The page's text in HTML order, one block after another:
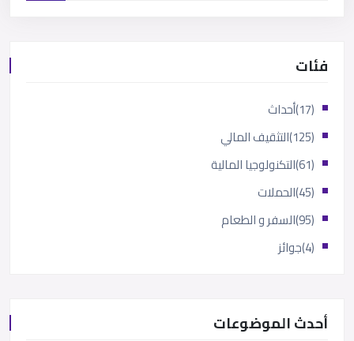
فئات
أحداث
(17)
التثقيف المالي
(125)
التكنولوجيا المالية
(61)
الحملات
(45)
السفر و الطعام
(95)
جوائز (4)
أحدث الموضوعات